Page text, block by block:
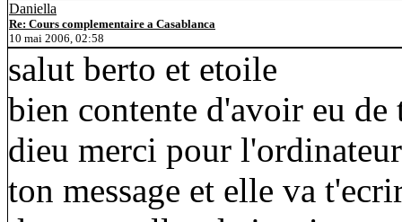
Daniella
Re: Cours complementaire a Casablanca
10 mai 2006, 02:58
salut berto et etoile
bien contente d'avoir eu de
dieu merci pour
ton message et elle va